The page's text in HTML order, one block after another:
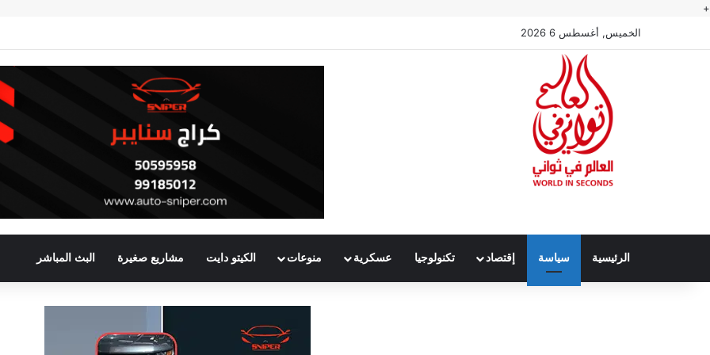
+
الخميس, أغسطس 6 2026
الرئيسية سياسة إقتصاد تكنولوجيا عسكرية منوعات الكيتو دايت مشاريع صغيرة البث المباشر